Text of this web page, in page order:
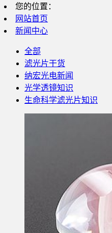
您的位置：
网站首页
新闻中心
全部
滤光片干货
纳宏光电新闻
光学透镜知识
生命科学滤光片知识